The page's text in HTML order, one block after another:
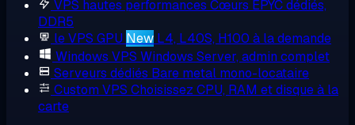
VPS hautes performances Cœurs EPYC dédiés,
DDR5
le VPS GPU New L4, L40S, H100 à la demande
Windows VPS Windows Server, admin complet
Serveurs dédiés Bare metal mono-locataire
Custom VPS Choisissez CPU, RAM et disque à la
carte